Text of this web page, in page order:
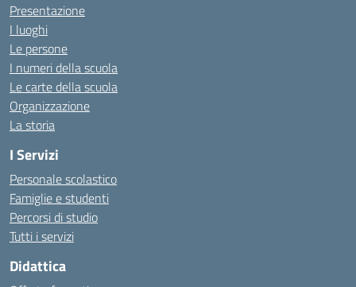
Presentazione
I luoghi
Le persone
I numeri della scuola
Le carte della scuola
Organizzazione
La storia
I Servizi
Personale scolastico
Famiglie e studenti
Percorsi di studio
Tutti i servizi
Didattica